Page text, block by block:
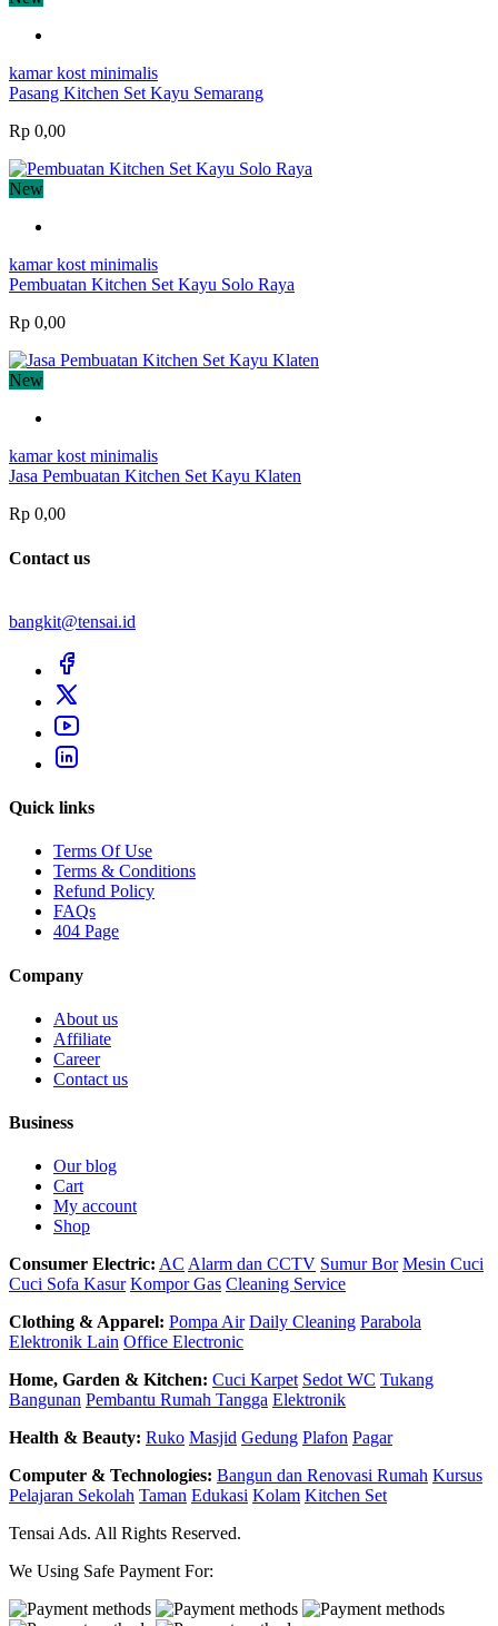
kamar kost minimalis
Pasang Kitchen Set Kayu Semarang
Rp 0,00
New
kamar kost minimalis
Pembuatan Kitchen Set Kayu Solo Raya
Rp 0,00
New
kamar kost minimalis
Jasa Pembuatan Kitchen Set Kayu Klaten
Rp 0,00
Contact us
bangkit@tensai.id
Quick links
Terms Of Use
Terms & Conditions
Refund Policy
FAQs
404 Page
Company
About us
Affiliate
Career
Contact us
Business
Our blog
Cart
My account
Shop
Consumer Electric: AC Alarm dan CCTV Sumur Bor Mesin Cuci
Cuci Sofa Kasur Kompor Gas Cleaning Service
Clothing & Apparel: Pompa Air Daily Cleaning Parabola
Elektronik Lain Office Electronic
Home, Garden & Kitchen: Cuci Karpet Sedot WC Tukang
Bangunan Pembantu Rumah Tangga Elektronik
Health & Beauty: Ruko Masjid Gedung Plafon Pagar
Computer & Technologies: Bangun dan Renovasi Rumah Kursus
Pelajaran Sekolah Taman Edukasi Kolam Kitchen Set
Tensai Ads. All Rights Reserved.
We Using Safe Payment For: